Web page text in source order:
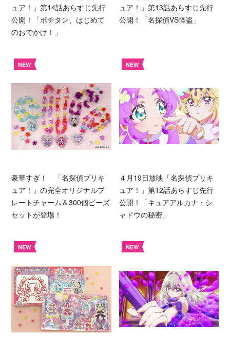
ュア！」第14話あらすじ先行
公開！「ポチタン、はじめて
のおでかけ！」
ュア！」第13話あらすじ先行
公開！「名探偵VS怪盗」
NEW
豪華すぎ！ 「名探偵プリキ
ュア！」の完全オリジナルプ
レートチャーム＆300個ビーズ
セットが登場！
NEW
４月19日放映「名探偵プリキ
ュア！」第12話あらすじ先行
公開！「キュアアルカナ・シ
ャドウの秘密」
NEW NEW